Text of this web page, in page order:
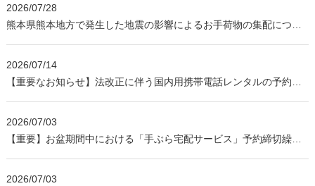
2026/07/28
熊本県熊本地方で発生した地震の影響によるお手荷物の集配につい
て（8月3日11時時点）
2026/07/14
【重要なお知らせ】法改正に伴う国内用携帯電話レンタルの予約受
付方法および本人確認方法の変更について
2026/07/03
【重要】お盆期間中における「手ぶら宅配サービス」予約締切繰り
上げのご案内
2026/07/03